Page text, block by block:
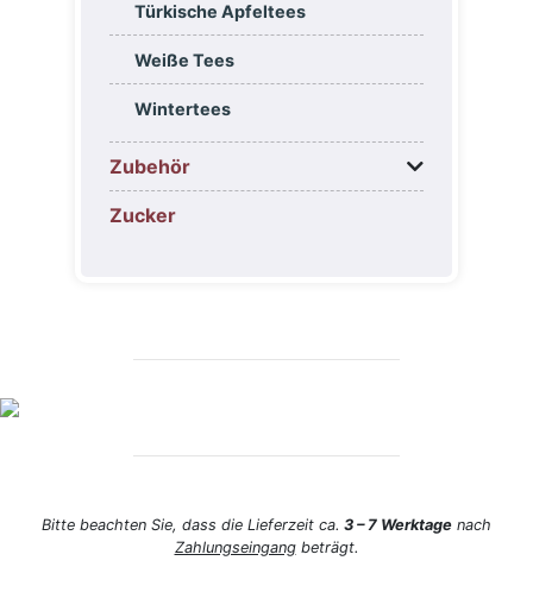
Türkische Apfeltees
Weiße Tees
Wintertees
Zubehör
Zucker
Bitte beachten Sie, dass die Lieferzeit ca. 3 – 7 Werktage nach
Zahlungseingangbeträgt.